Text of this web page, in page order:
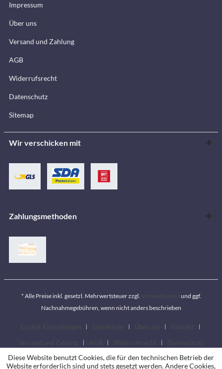
Impressum
Über uns
Versand und Zahlung
AGB
Widerrufsrecht
Datenschutz
Sitemap
Wir verschicken mit
Zahlungsmethoden
* Alle Preise inkl. gesetzl. Mehrwertsteuer zzgl.
und ggf.
Nachnahmegebühren, wenn nicht anders beschrieben
Diese Website benutzt Cookies, die für den technischen Betrieb der
Website erforderlich sind und stets gesetzt werden. Andere Cookies,